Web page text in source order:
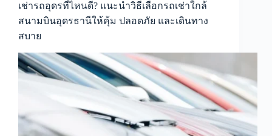
เช่ารถอุดรที่ไหนดี? แนะนำวิธีเลือกรถเช่าใกล้
สนามบินอุดรธานีให้คุ้ม ปลอดภัย และเดินทาง
สบาย